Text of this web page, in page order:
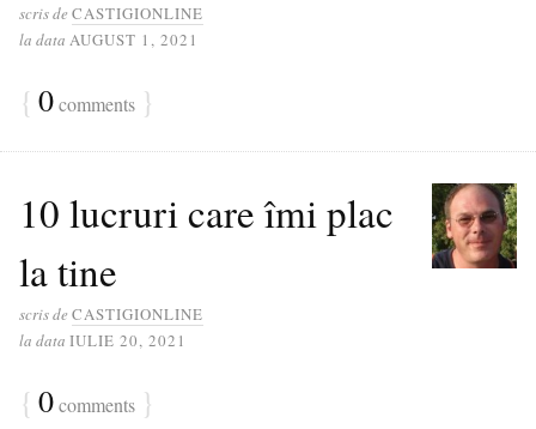
scris de CASTIGIONLINE
la data AUGUST 1, 2021
{ 0comments }
10 lucruri care îmi plac
la tine
scris de CASTIGIONLINE
la data IULIE 20, 2021
{ 0comments }